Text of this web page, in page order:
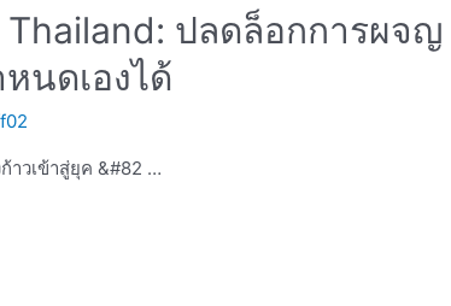
Thailand: ปลดล็อกการผจญ
นดเองได้
าวเข้าสู่ยุค &#82 …